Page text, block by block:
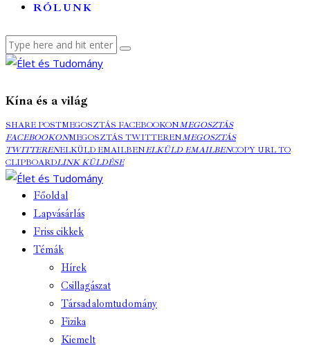
RÓLUNK
Kína és a világ
SHARE POSTMEGOSZTÁS FACEBOOKONMEGOSZTÁS
FACEBOOKONMEGOSZTÁS TWITTERENMEGOSZTÁS
TWITTERENELKÜLD EMAILBENELKÜLD EMAILBENCOPY URL TO
CLIPBOARDLINK KÜLDÉSE
Főoldal
Lapvásárlás
Friss cikkek
Témák
Hírek
Csillagászat
Társadalomtudomány
Fizika
Kiemelt